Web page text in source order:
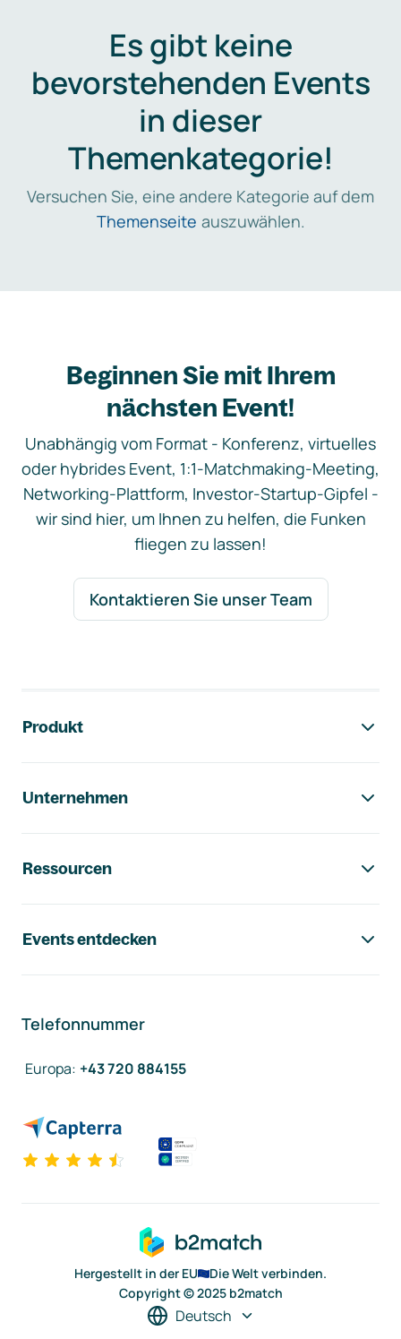
Es gibt keine
bevorstehenden Events
in dieser
Themenkategorie!
Versuchen Sie, eine andere Kategorie auf dem
Themenseite auszuwählen.
Beginnen Sie mit Ihrem
nächsten Event!
Unabhängig vom Format - Konferenz, virtuelles
oder hybrides Event, 1:1-Matchmaking-Meeting,
Networking-Plattform, Investor-Startup-Gipfel -
wir sind hier, um Ihnen zu helfen, die Funken
fliegen zu lassen!
Kontaktieren Sie unser Team
Produkt
Unternehmen
Ressourcen
Events entdecken
Telefonnummer
Europa: +43 720 884155
Hergestellt in der EU
Die Welt verbinden.
Copyright © 2025 b2match
Deutsch